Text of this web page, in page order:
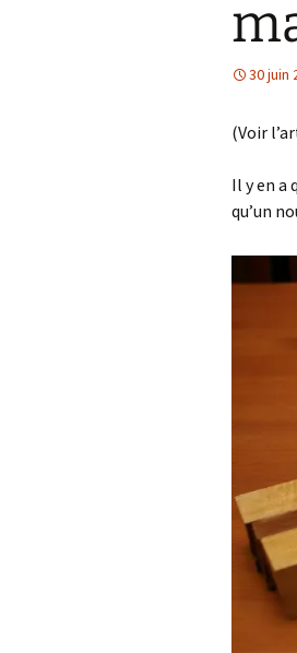
30 juin
(Voir
Il y en a
qu’un